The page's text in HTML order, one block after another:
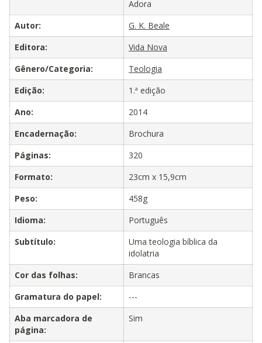
Adora
Autor:
G. K. Beale
Editora:
Vida Nova
Gênero/Categoria:
Teologia
Edição:
1.ª edição
Ano:
2014
Encadernação:
Brochura
Páginas:
320
Formato:
23cm x 15,9cm
Peso:
458g
Idioma:
Português
Subtítulo:
Uma teologia bíblica da
idolatria
Cor das folhas:
Brancas
Gramatura do papel:
---
Aba marcadora de
página:
Sim